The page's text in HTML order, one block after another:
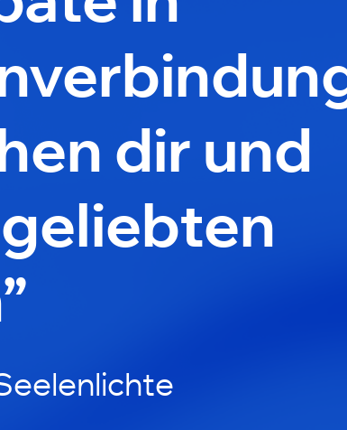
dir und